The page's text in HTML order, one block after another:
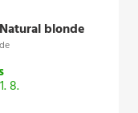
blonde
8.